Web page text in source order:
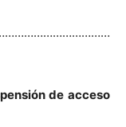
de acceso